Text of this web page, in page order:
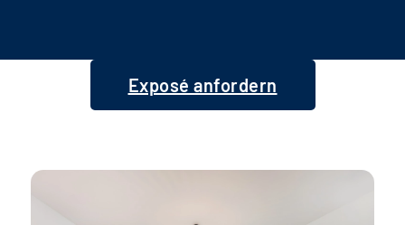
Exposé anfordern